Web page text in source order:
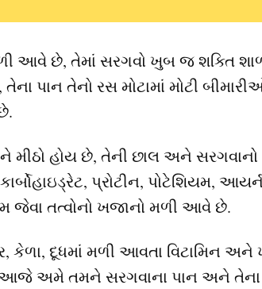
આવે છે, તેમાં સરગવો ખુબ જ શક્તિ
તેનો રસ મોટામાં મોટી
મીઠો હોય છે, તેની છાલ અને
પ્રોટીન, પોટેશિયમ,
જેવા તત્વોનો ખજાનો મળી આવે છે.
કેળા, દૂધમાં મળી આવતા વિટામિન અને
અમે તમને સરગવાના પાન અને તેના